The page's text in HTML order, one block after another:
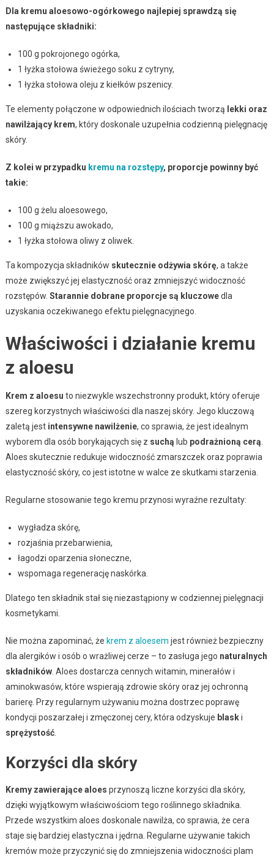
Dla kremu aloesowo-ogórkowego najlepiej sprawdzą się
następujące składniki:
100 g pokrojonego ogórka,
1 łyżka stołowa świeżego soku z cytryny,
1 łyżka stołowa oleju z kiełków pszenicy.
Te elementy połączone w odpowiednich ilościach tworzą lekki oraz
nawilżający krem, który doskonale uzupełnia codzienną pielęgnację
skóry.
Z kolei w przypadku kremu na rozstępy, proporcje powinny być
takie:
100 g żelu aloesowego,
100 g miąższu awokado,
1 łyżka stołowa oliwy z oliwek.
Ta kompozycja składników skutecznie odżywia skórę, a także
może zwiększyć jej elastyczność oraz zmniejszyć widoczność
rozstępów. Starannie dobrane proporcje są kluczowedla
uzyskania oczekiwanego efektu pielęgnacyjnego.
Właściwości i działanie kremu
z aloesu
Krem z aloesu to niezwykle wszechstronny produkt, który oferuje
szereg korzystnych właściwości dla naszej skóry. Jego kluczową
zaletą jest intensywne nawilżenie, co sprawia, że jest idealnym
wyborem dla osób borykających się z suchą lub podrażnioną cerą
Aloes skutecznie redukuje widoczność zmarszczek oraz poprawia
elastyczność skóry, co jest istotne w walce ze skutkami starzenia.
Regularne stosowanie tego kremu przynosi wyraźne rezultaty:
wygładza skórę,
rozjaśnia przebarwienia,
łagodzi oparzenia słoneczne,
wspomaga regenerację naskórka.
Dlatego ten składnik stał się niezastąpiony w codziennej pielęgnacji
kosmetykami.
Nie można zapominać, że krem z aloesem jest również bezpieczny
dla alergików i osób o wrażliwej cerze – to zasługa jego naturalnych
składników. Aloes dostarcza cennych witamin, minerałów i
aminokwasów, które wspierają zdrowie skóry oraz jej ochronną
barierę. Przy regularnym używaniu można dostrzec poprawę
kondycji poszarzałej i zmęczonej cery, która odzyskuje blaski
sprężystość.
Korzyści dla skóry
Kremy zawierające aloes przynoszą liczne korzyści dla skóry,
dzięki wyjątkowym właściwościom tego roślinnego składnika.
Przede wszystkim aloes doskonale nawilża, co sprawia, że cera
staje się bardziej elastyczna i jędrna. Regularne używanie takich
kremów może przyczynić się do zmniejszenia widoczności plam